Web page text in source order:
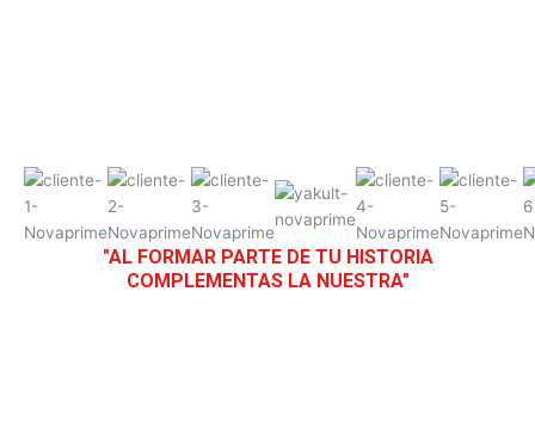
"AL FORMAR PARTE DE TU HISTORIA
COMPLEMENTAS LA NUESTRA"